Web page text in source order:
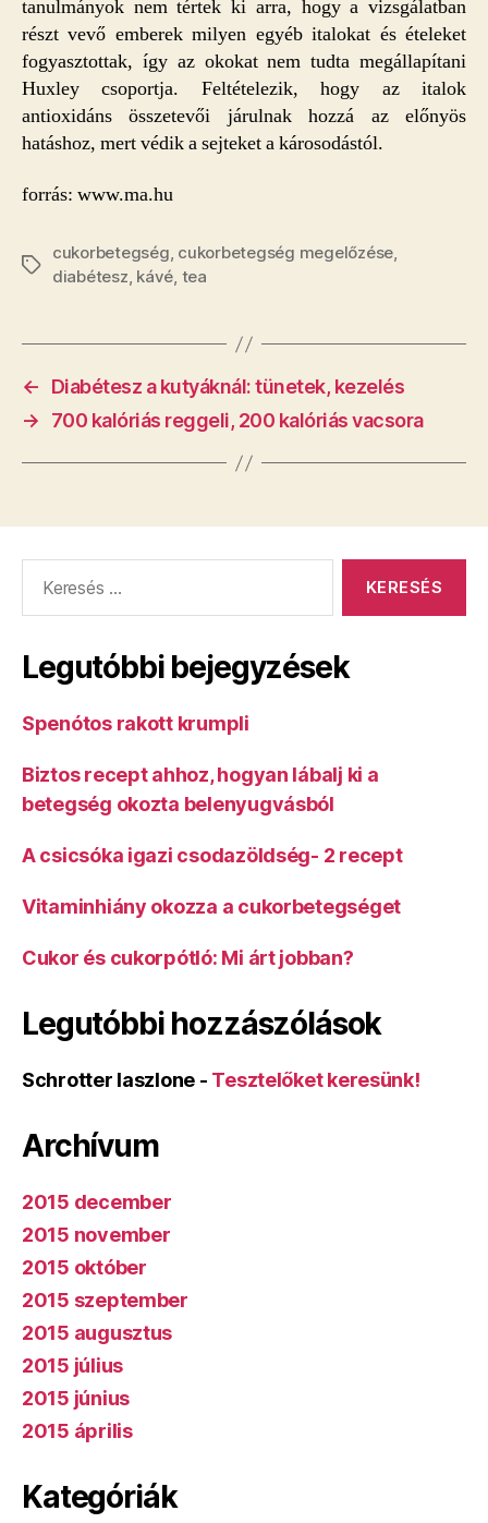
tanulmányok nem tértek ki arra, hogy a vizsgálatban
részt vevő emberek milyen egyéb italokat és ételeket
fogyasztottak, így az okokat nem tudta megállapítani
Huxley csoportja. Feltételezik, hogy az italok
antioxidáns összetevői járulnak hozzá az előnyös
hatáshoz, mert védik a sejteket a károsodástól.
forrás: www.ma.hu
Címkék
cukorbetegség, cukorbetegség megelőzése,
diabétesz, kávé, tea
←
Diabétesz a kutyáknál: tünetek, kezelés
→
700 kalóriás reggeli, 200 kalóriás vacsora
Legutóbbi bejegyzések
Spenótos rakott krumpli
Biztos recept ahhoz, hogyan lábalj ki a
betegség okozta belenyugvásból
A csicsóka igazi csodazöldség- 2 recept
Vitaminhiány okozza a cukorbetegséget
Cukor és cukorpótló: Mi árt jobban?
Legutóbbi hozzászólások
Schrotter laszlone - Tesztelőket keresünk!
Archívum
2015 december
2015 november
2015 október
2015 szeptember
2015 augusztus
2015 július
2015 június
2015 április
Kategóriák